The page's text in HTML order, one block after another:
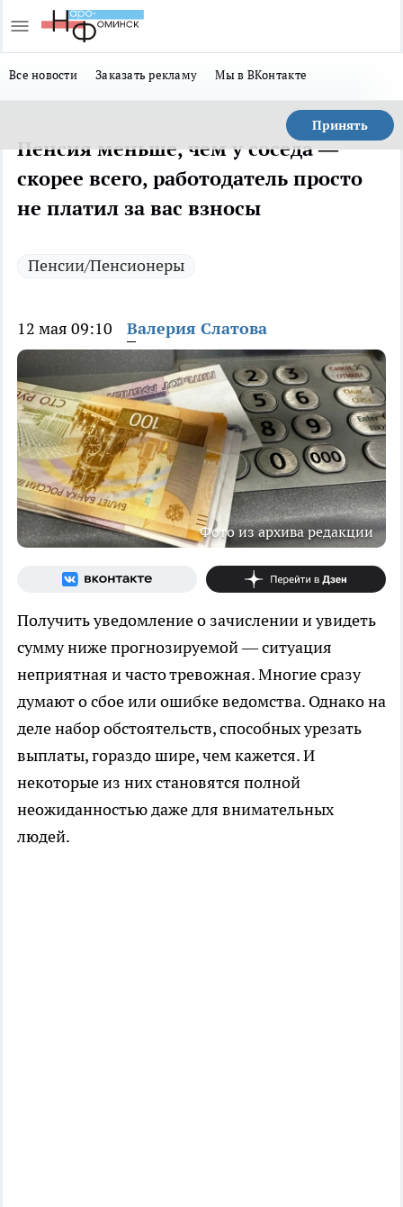
Все новости Заказать рекламу Мы в ВКонтакте
Принять
Пенсия меньше, чем у соседа —
скорее всего, работодатель просто
не платил за вас взносы
Пенсии/Пенсионеры
12 мая 09:10 Валерия Слатова
Фото из архива редакции
Получить уведомление о зачислении и увидеть
сумму ниже прогнозируемой — ситуация
неприятная и часто тревожная. Многие сразу
думают о сбое или ошибке ведомства. Однако на
деле набор обстоятельств, способных урезать
выплаты, гораздо шире, чем кажется. И
некоторые из них становятся полной
неожиданностью даже для внимательных
людей.